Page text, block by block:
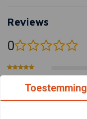
Reviews
0
Toestemming